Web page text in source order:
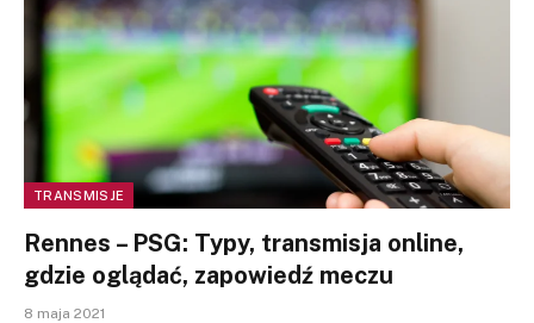
TRANSMISJE
Rennes – PSG: Typy, transmisja online,
gdzie oglądać, zapowiedź meczu
8 maja 2021